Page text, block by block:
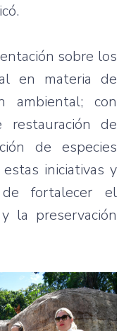
sobre los
en materia de
ambiental; con
de
de especies
iniciativas y
fortalecer el
la preservación